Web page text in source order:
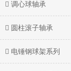
调心球轴承
圆柱滚子轴承
电锤钢球架系列